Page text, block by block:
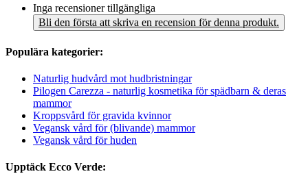
Inga recensioner tillgängliga
Bli den första att skriva en recension för denna produkt.
Populära kategorier:
Naturlig hudvård mot hudbristningar
Pilogen Carezza - naturlig kosmetika för spädbarn & deras
mammor
Kroppsvård för gravida kvinnor
Vegansk vård för (blivande) mammor
Vegansk vård för huden
Upptäck Ecco Verde: